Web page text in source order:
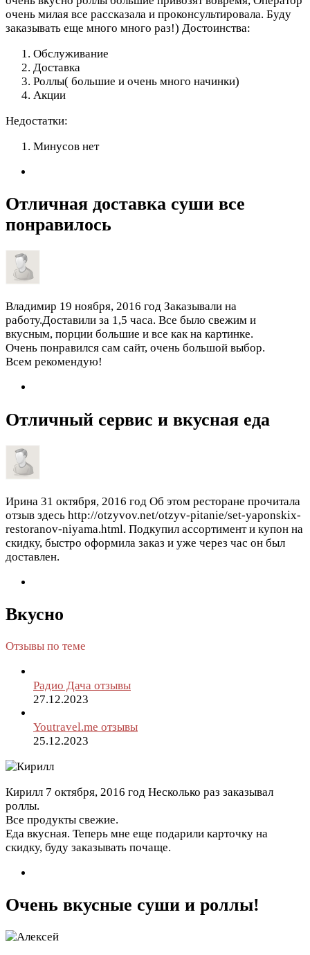
очень милая все рассказала и проконсультировала. Буду
заказывать еще много много раз!) Достоинства:
Обслуживание
Доставка
Роллы( большие и очень много начинки)
Акции
Недостатки:
Минусов нет
Отличная доставка суши все
понравилось
Владимир 19 ноября, 2016 год Заказывали на
работу.Доставили за 1,5 часа. Все было свежим и
вкусным, порции большие и все как на картинке.
Очень понравился сам сайт, очень большой выбор.
Всем рекомендую!
Отличный сервис и вкусная еда
Ирина 31 октября, 2016 год Об этом ресторане прочитала
отзыв здесь http://otzyvov.net/otzyv-pitanie/set-yaponskix-
restoranov-niyama.html. Подкупил ассортимент и купон на
скидку, быстро оформила заказ и уже через час он был
доставлен.
Вкусно
Отзывы по теме
Радио Дача отзывы
27.12.2023
Youtravel.me отзывы
25.12.2023
Кирилл 7 октября, 2016 год Несколько раз заказывал
роллы.
Все продукты свежие.
Еда вкусная. Теперь мне еще подарили карточку на
скидку, буду заказывать почаще.
Очень вкусные суши и роллы!